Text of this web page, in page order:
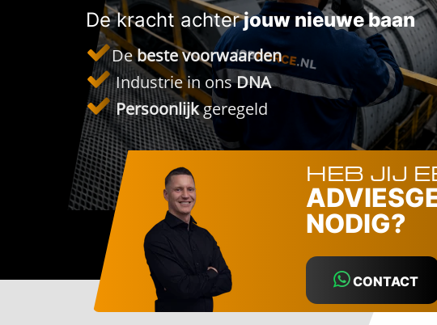
De kracht achterjouw nieuwe baan
Debeste voorwaarden
Industrie in onsDNA
Persoonlijkgeregeld
HEB JIJ
NODIG?
CONTACT